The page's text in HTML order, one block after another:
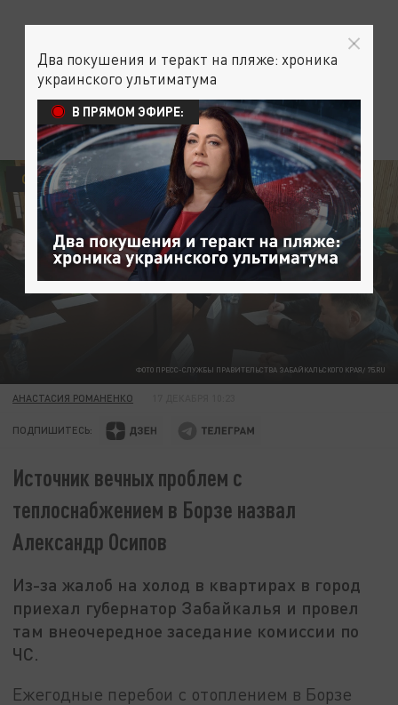
ФОТО ПРЕСС-СЛУЖБЫ ПРАВИТЕЛЬСТВА ЗАБАЙКАЛЬСКОГО КРАЯ/ 75.RU
ОБЩЕСТВО
АНАСТАСИЯ РОМАНЕНКО
ПОДПИШИТЕСЬ:
Источник вечных проблем с
теплоснабжением в Борзе назвал
Александр Осипов
Из-за жалоб на холод в квартирах в город
приехал губернатор Забайкалья и провел
там внеочередное заседание комиссии по
ЧС.
Ежегодные перебои с отоплением в Борзе
Два покушения и теракт на пляже: хроника
украинского ультиматума
В ПРЯМОМ ЭФИРЕ: